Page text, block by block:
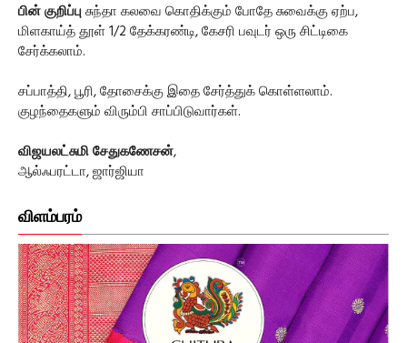
பின் குறிப்புசுந்தா கலவை கொதிக்கும் போதே சுவைக்கு ஏற்ப,
மிளகாய்த் தூள் 1/2 தேக்கரண்டி, கேசரி பவுடர் ஒரு சிட்டிகை
சேர்க்கலாம்.
சப்பாத்தி, பூரி, தோசைக்கு இதை சேர்த்துக் கொள்ளலாம்.
குழந்தைகளும் விரும்பி சாப்பிடுவார்கள்.
விஜயலட்சுமி சேதுகணேசன்,
ஆல்ஃபரட்டா, ஜார்ஜியா
விளம்பரம்